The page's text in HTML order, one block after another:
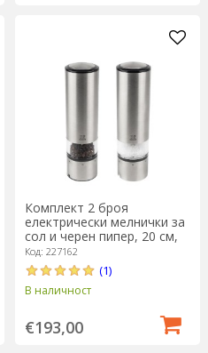
Комплект 2 броя
електрически мелнички за
сол и черен пипер, 20 см,
"Elis" - Peugeot
Код: 227162
(1)
В наличност
€193,00